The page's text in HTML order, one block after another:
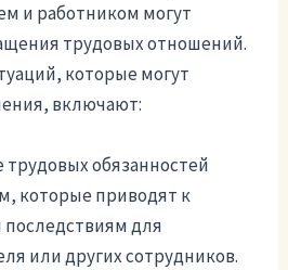
и работником могут
трудовых отношений.
которые могут
включают:
обязанностей
которые приводят к
для
или других сотрудников.